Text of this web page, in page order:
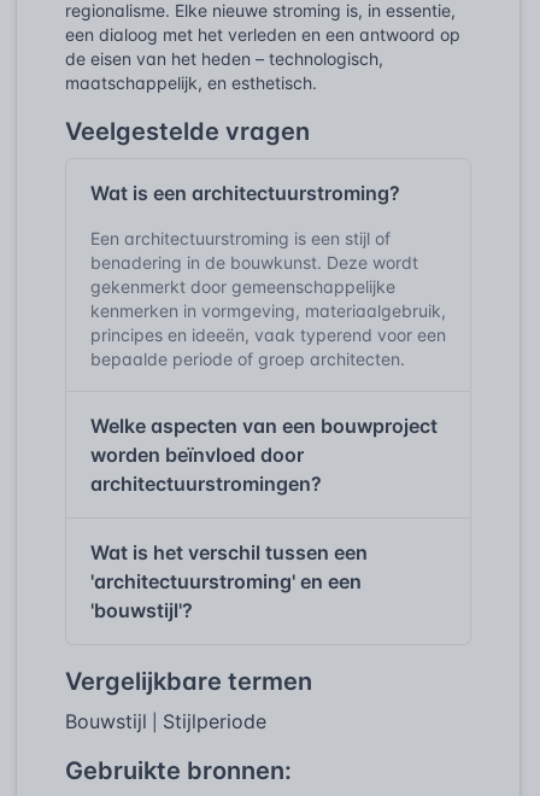
regionalisme. Elke nieuwe stroming is, in essentie,
een dialoog met het verleden en een antwoord op
de eisen van het heden – technologisch,
maatschappelijk, en esthetisch.
Veelgestelde vragen
Wat is een architectuurstroming?
Een architectuurstroming is een stijl of
benadering in de bouwkunst. Deze wordt
gekenmerkt door gemeenschappelijke
kenmerken in vormgeving, materiaalgebruik,
principes en ideeën, vaak typerend voor een
bepaalde periode of groep architecten.
Welke aspecten van een bouwproject
worden beïnvloed door
architectuurstromingen?
Wat is het verschil tussen een
'architectuurstroming' en een
'bouwstijl'?
Vergelijkbare termen
Bouwstijl Stijlperiode
Gebruikte bronnen: